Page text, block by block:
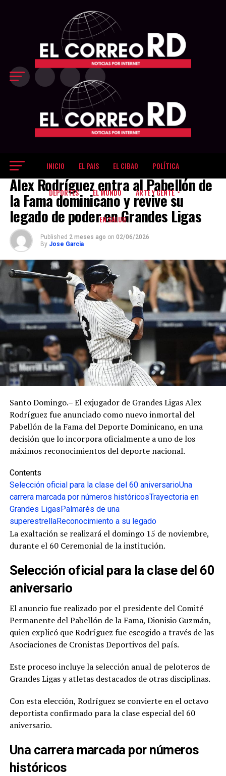
INICIO EL PAIS EL CIBAO POLÍTICA
DEPORTES EL MUNDO ARTE Y GENTE
EN SALUD
DEPORTES
Alex Rodríguez entra al Pabellón de
la Fama dominicano y revive su
legado de poder en Grandes Ligas
Published 2 meses ago on 02/06/2026
By Jose Garcia
Santo Domingo.– El exjugador de Grandes Ligas Alex
Rodríguez fue anunciado como nuevo inmortal del
Pabellón de la Fama del Deporte Dominicano, en una
decisión que lo incorpora oficialmente a uno de los
máximos reconocimientos del deporte nacional.
Contents
Selección oficial para la clase del 60 aniversarioUna
carrera marcada por números históricosTrayectoria en
Grandes Ligas Palmarés de una
superestrellaReconocimiento a su legado
La exaltación se realizará el domingo 15 de noviembre,
durante el 60 Ceremonial de la institución.
Selección oficial para la clase del 60
aniversario
El anuncio fue realizado por el presidente del Comité
Permanente del Pabellón de la Fama, Dionisio Guzmán,
quien explicó que Rodríguez fue escogido a través de las
Asociaciones de Cronistas Deportivos del país.
Este proceso incluye la selección anual de peloteros de
Grandes Ligas y atletas destacados de otras disciplinas.
Con esta elección, Rodríguez se convierte en el octavo
deportista confirmado para la clase especial del 60
aniversario.
Una carrera marcada por números
históricos
Exit mobile version